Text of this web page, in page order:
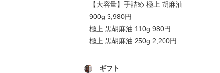
【大容量】手詰め 極上 胡麻油
900g 3,980円
極上 黒胡麻油 110g 980円
極上 黒胡麻油 250g 2,200円
ギフト